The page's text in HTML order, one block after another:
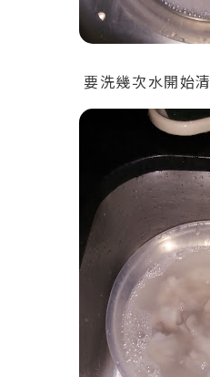
要洗幾次水開始清